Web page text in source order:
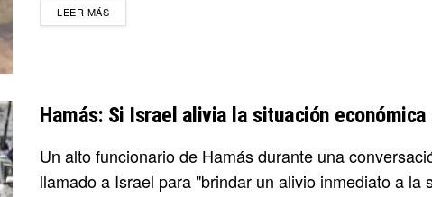
LEER MÁSDETAILS
Hamás: Si Israel alivia la situación
Un alto funcionario de Hamás durante una
llamado a Israel para "brindar un alivio inmediato a la